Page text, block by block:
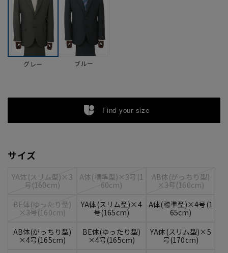
グレー ブルー
Find your size
サイズ
YA体(スリム型)×3
号(160cm)
A体(標準型)×3号(1
60cm)
AB体(がっちり型)
×3号(160cm)
BE体(ゆったり型)
×3号(160cm)
YA体(スリム型)×4
号(165cm)
A体(標準型)×4号(1
65cm)
AB体(がっちり型)
×4号(165cm)
BE体(ゆったり型)
×4号(165cm)
YA体(スリム型)×5
号(170cm)